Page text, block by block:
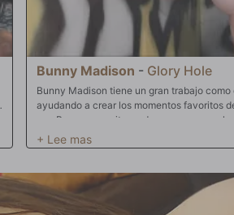
Bunny Madison - Glory Hole
Bunny Madison tiene un gran trabajo
ayudando a crear los momentos favoritos
que Bunny necesita un descanso y que
de vez en cuando se escapa del trabajo
Cuando finalmente está de rodillas
zorra que la hace sentir bien. Pero incluso
asistente Suzie la llama tratando de que
quedará aquí y tomará toda la polla que